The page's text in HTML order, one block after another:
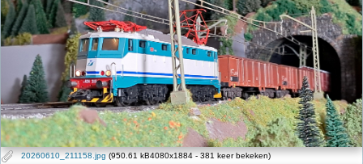
20260610_211158.jpg(950.61 kB4080x1884 - 381 keer bekeken)